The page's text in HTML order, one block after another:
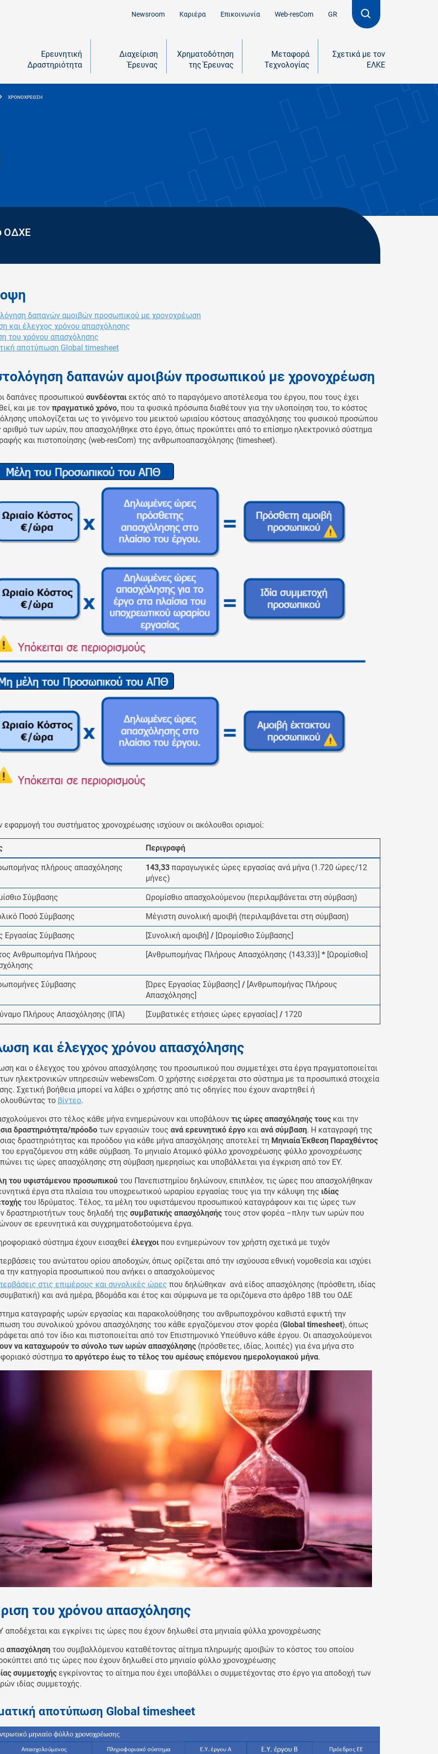
Newsroom Καριέρα Επικοινωνία Web-resCom GR
Ερευνητική
Δραστηριότητα
Διαχείριση
Έρευνας
Χρηματοδότηση
της Έρευνας
Μεταφορά
Τεχνολογίας
Σχετικά με τον
ΕΛΚΕ
ΧΡΟΝΟΧΡΕΩΣΗ
ΟΔΧΕ
δαπανών αμοιβών προσωπικού με χρονοχρέωση
και έλεγχος χρόνου απασχόλησης
του χρόνου απασχόλησης
αποτύπωση Global timesheet
δαπανών αμοιβών προσωπικού με χρονοχρέωση
δαπάνες προσωπικού συνδέονται εκτός από το παραγόμενο αποτέλεσμα του έργου, που τους έχει
και με τον πραγματικό χρόνο, που τα φυσικά πρόσωπα διαθέτουν για την υλοποίηση του, το κόστος
υπολογίζεται ως το γινόμενο του μεικτού ωριαίου κόστους απασχόλησης του φυσικού προσώπου
αριθμό των ωρών, που απασχολήθηκε στο έργο, όπως προκύπτει από το επίσημο ηλεκτρονικό σύστημα
και πιστοποίησης (web-resCom) της ανθρωποαπασχόλησης (timesheet).
εφαρμογή του συστήματος χρονοχρέωσης ισχύουν οι ακόλουθοι ορισμοί:
Περιγραφή
πλήρους απασχόλησης 143,33 παραγωγικές ώρες εργασίας ανά μήνα (1.720 ώρες/12
μήνες)
Σύμβασης Ωρομίσθιο απασχολούμενου (περιλαμβάνεται στη σύμβαση)
Ποσό Σύμβασης Μέγιστη συνολική αμοιβή (περιλαμβάνεται στη σύμβαση)
Εργασίας Σύμβασης [Συνολική αμοιβή] / [Ωρομίσθιο Σύμβασης]
Ανθρωπομήνα Πλήρους
[Ανθρωπομήνας Πλήρους Απασχόλησης (143,33)] * [Ωρομίσθιο]
Σύμβασης [Ώρες Εργασίας Σύμβασης] / [Ανθρωπομήνας Πλήρους
Απασχόλησης]
Πλήρους Απασχόλησης (ΙΠΑ) [Συμβατικές ετήσιες ώρες εργασίας] / 1720
και έλεγχος χρόνου απασχόλησης
και ο έλεγχος του χρόνου απασχόλησης του προσωπικού που συμμετέχει στα έργα πραγματοποιείται
ηλεκτρονικών υπηρεσιών webewsCom. Ο χρήστης εισέρχεται στο σύστημα με τα προσωπικά στοιχεία
Σχετική βοήθεια μπορεί να λάβει ο χρήστης από τις οδηγίες που έχουν αναρτηθεί ή
το βίντεο.
στο τέλος κάθε μήνα ενημερώνουν και υποβάλουν τις ώρες απασχόλησής τους και την
δραστηριότητα/πρόοδο των εργασιών τους ανά ερευνητικό έργο και ανά σύμβαση. Η καταγραφή της
δραστηριότητας και προόδου για κάθε μήνα απασχόλησης αποτελεί τη Μηνιαία Έκθεση Παραχθέντος
του εργαζόμενου στη κάθε σύμβαση. Το μηνιαίο Ατομικό φύλλο χρονοχρέωσης φύλλο χρονοχρέωσης
τις ώρες απασχόλησης στη σύμβαση ημερησίως και υποβάλλεται για έγκριση από τον ΕΥ.
του υφιστάμενου προσωπικού του Πανεπιστημίου δηλώνουν, επιπλέον, τις ώρες που απασχολήθηκαν
έργα στα πλαίσια του υποχρεωτικού ωραρίου εργασίας τους για την κάλυψη της ιδίας
του Ιδρύματος. Τέλος, τα μέλη του υφιστάμενου προσωπικού καταγράφουν και τις ώρες των
δραστηριοτήτων τους δηλαδή της συμβατικής απασχόλησής τους στον φορέα –πλην των ωρών που
σε ερευνητικά και συγχρηματοδοτούμενα έργα.
σύστημα έχουν εισαχθεί έλεγχοι που ενημερώνουν τον χρήστη σχετικά με τυχόν
του ανώτατου ορίου αποδοχών, όπως ορίζεται από την ισχύουσα εθνική νομοθεσία και ισχύει
την κατηγορία προσωπικού που ανήκει ο απασχολούμενος
στις επιμέρους και συνολικές ώρες που δηλώθηκαν ανά είδος απασχόλησης (πρόσθετη, ιδίας
και ανά ημέρα, βδομάδα και έτος και σύμφωνα με τα οριζόμενα στο άρθρο 18Β του ΟΔΕ
καταγραφής ωρών εργασίας και παρακολούθησης του ανθρωποχρόνου καθιστά εφικτή την
του συνολικού χρόνου απασχόλησης του κάθε εργαζόμενου στον φορέα (Global timesheet), όπως
από τον ίδιο και πιστοποιείται από τον Επιστημονικό Υπεύθυνο κάθε έργου. Oι απασχολούμενοι
να καταχωρούν το σύνολο των ωρών απασχόλησης (πρόσθετες, ιδίας, λοιπές) για ένα μήνα στο
σύστημα το αργότερο έως το τέλος του αμέσως επόμενου ημερολογιακού μήνα.
του χρόνου απασχόλησης
αποδέχεται και εγκρίνει τις ώρες που έχουν δηλωθεί στα μηνιαία φύλλα χρονοχρέωσης
απασχόληση του συμβαλλόμενου καταθέτοντας αίτημα πληρωμής αμοιβών το κόστος του οποίου
από τις ώρες που έχουν δηλωθεί στο μηνιαίο φύλλο χρονοχρέωσης
συμμετοχής εγκρίνοντας το αίτημα που έχει υποβάλλει ο συμμετέχοντας στο έργο για αποδοχή των
ιδίας συμμετοχής.
αποτύπωση Global timesheet